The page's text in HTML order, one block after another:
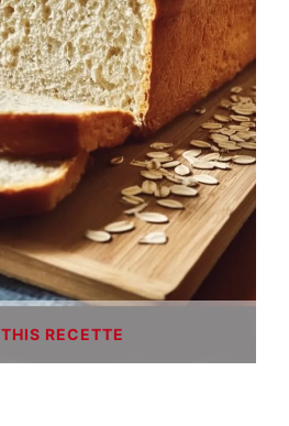
THIS RECETTE